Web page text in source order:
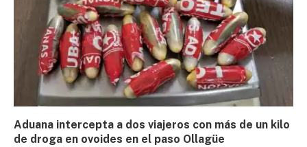
Aduana intercepta a dos viajeros con más de un kilo
de droga en ovoides en el paso Ollagüe